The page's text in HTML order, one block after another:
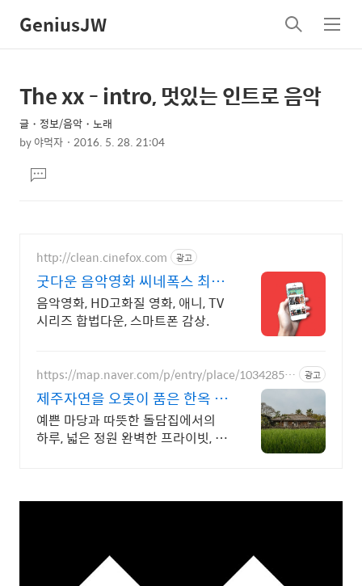
GeniusJW
검
색
메
뉴
상
세
컨
텐
츠
본
문
제
목
The xx - intro, 멋있는 인트로 음악
글・정보/음악・노래
by야먹자 2016. 5. 28. 21:04
문댓
글
http://clean.cinefox.com 광고
굿다운 음악영화 씨네폭스 최대
3만원+10%추가적립
음악영화, HD고화질 영화, 애니, TV
시리즈 합법다운, 스마트폰 감상.
https://map.naver.com/p/entry/place/10342855
32
광고
제주자연을 오롯이 품은 한옥 대
가족형 감성돌집 8인까지
예쁜 마당과 따뜻한 돌담집에서의
하루, 넓은 정원 완벽한 프라이빗, 돌